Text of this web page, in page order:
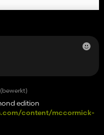
(bewerkt)
edition
content/mccormick-